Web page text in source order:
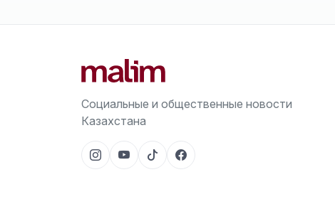
Социальные и общественные новости
Казахстана